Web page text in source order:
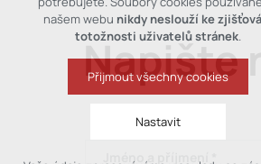
Napište
Jméno a příjmení *
našem webu nikdy neslouží ke
totožnosti uživatelů stránek.
Přijmout všechny cookies
Nastavit